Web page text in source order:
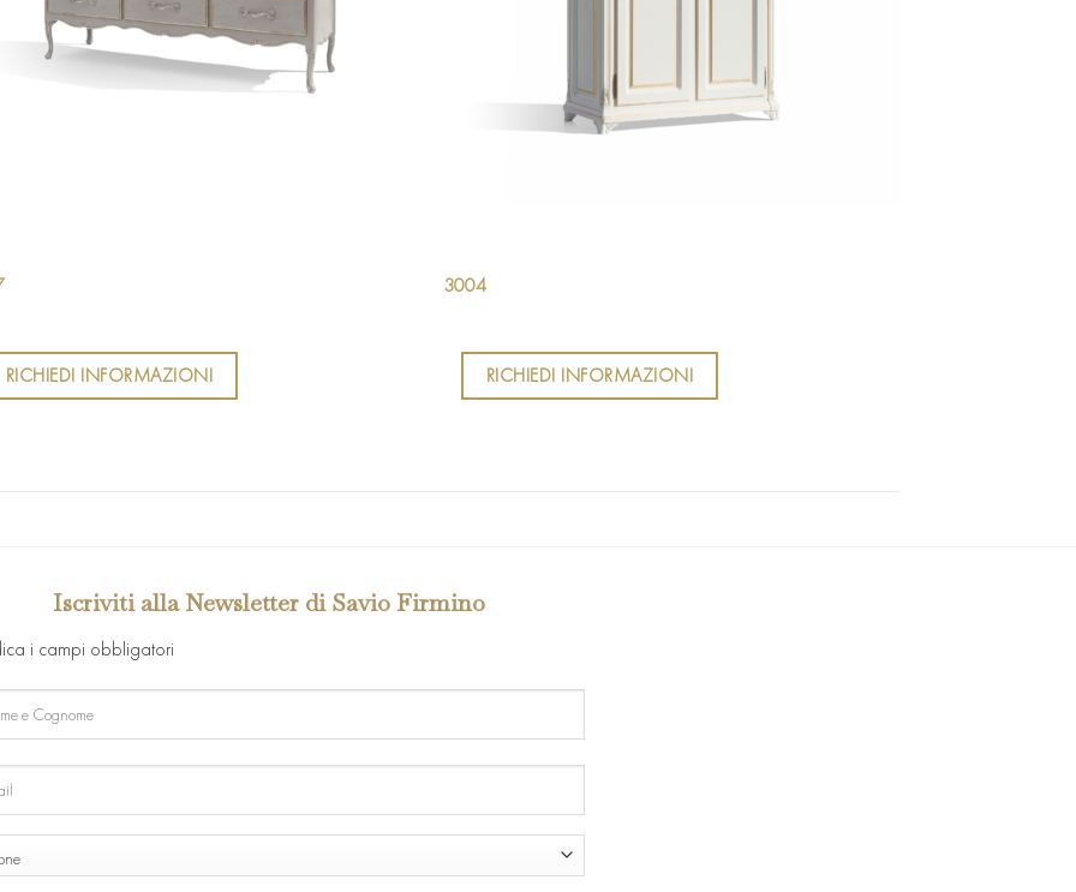
RICHIEDI INFORMAZIONI
3004
RICHIEDI INFORMAZIONI
Iscriviti alla Newsletter di Savio Firmino
i campi obbligatori